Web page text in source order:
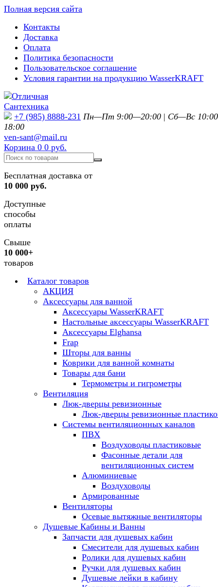
Полная версия сайта
Контакты
Доставка
Оплата
Политика безопасности
Пользовательское соглашение
Условия гарантии на продукцию WasserKRAFT
+7 (985) 8888-231 Пн—Пт 9:00—20:00 | Сб—Вс
18:00
ven-sant@mail.ru
Корзина 0 0 руб.
Бесплатная доставка от
10 000 руб.
Доступные
способы
оплаты
Свыше
10 000+
товаров
Каталог товаров
АКЦИЯ
Аксессуары для ванной
Аксессуары WasserKRAFT
Настольные аксессуары WasserKRAFT
Аксессуары Elghansa
Frap
Шторы для ванны
Коврики для ванной комнаты
Товары для бани
Термометры и гигрометры
Вентиляция
Люк-дверцы ревизионные
Люк-дверцы ревизионные
Системы вентиляционных каналов
ПВХ
Воздуховоды пластиковые
Фасонные детали для
вентиляционных систем
Алюминиевые
Воздуховоды
Армированные
Вентиляторы
Осевые вытяжные вентиляторы
Душевые Кабины и Ванны
Запчасти для душевых кабин
Смесители для душевых кабин
Ролики для душевых кабин
Ручки для душевых кабин
Душевые лейки в кабину